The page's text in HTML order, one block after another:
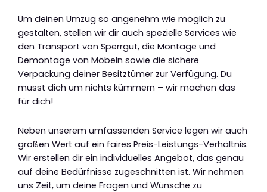
Um deinen Umzug so angenehm wie möglich zu
gestalten, stellen wir dir auch spezielle Services wie
den Transport von Sperrgut, die Montage und
Demontage von Möbeln sowie die sichere
Verpackung deiner Besitztümer zur Verfügung. Du
musst dich um nichts kümmern – wir machen das
für dich!
Neben unserem umfassenden Service legen wir auch
großen Wert auf ein faires Preis-Leistungs-Verhältnis.
Wir erstellen dir ein individuelles Angebot, das genau
auf deine Bedürfnisse zugeschnitten ist. Wir nehmen
uns Zeit, um deine Fragen und Wünsche zu